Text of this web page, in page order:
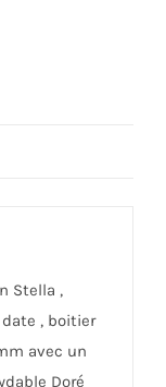
Stella ,
, boitier
avec un
Doré